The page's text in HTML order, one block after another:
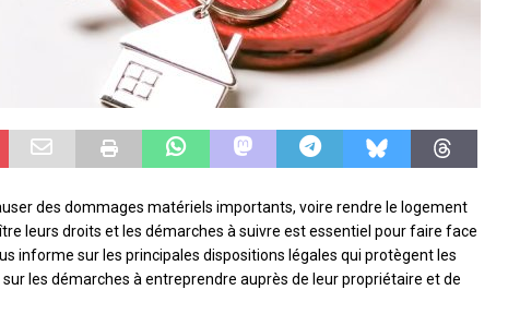
des dommages matériels importants, voire rendre le logement
leurs droits et les démarches à suivre est essentiel pour faire face
informe sur les principales dispositions légales qui protègent les
les démarches à entreprendre auprès de leur propriétaire et de